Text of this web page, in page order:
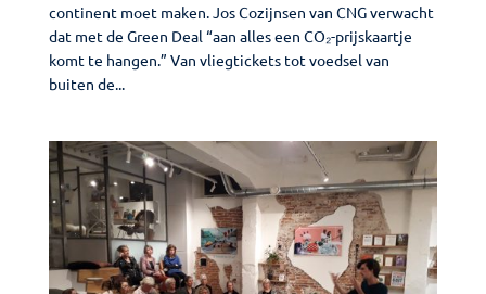
continent moet maken. Jos Cozijnsen van CNG verwacht
dat met de Green Deal “aan alles een CO₂-prijskaartje
komt te hangen.” Van vliegtickets tot voedsel van
buiten de...